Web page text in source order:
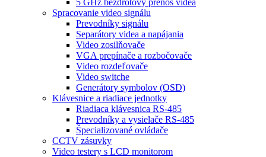
5 GHz bezdrôtový prenos videa
Spracovanie video signálu
Prevodníky signálu
Separátory videa a napájania
Video zosilňovače
VGA prepínače a rozbočovače
Video rozdeľovače
Video switche
Generátory symbolov (OSD)
Klávesnice a riadiace jednotky
Riadiaca klávesnica RS-485
Prevodníky a vysielače RS-485
Špecializované ovládače
CCTV zásuvky
Video testery s LCD monitorom